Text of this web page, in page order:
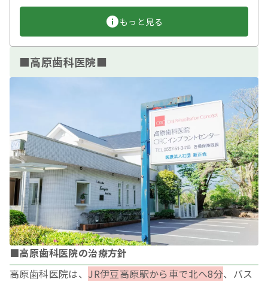
もっと見る
■高原歯科医院■
■高原歯科医院の治療方針
高原歯科医院は、 JR伊豆高原駅から車で北へ8分、バス